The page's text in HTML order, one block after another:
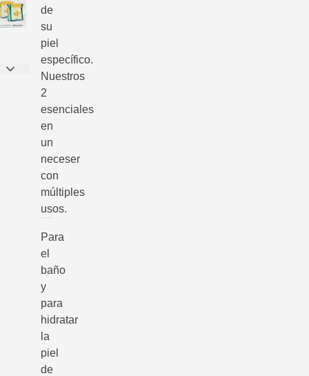
de
su
piel
específico.
Nuestros
2
esenciales
en
un
neceser
con
múltiples
usos.
Para
el
baño
y
para
hidratar
la
piel
de